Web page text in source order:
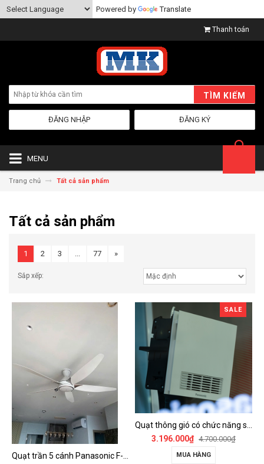
Powered by Translate
Thanh toán
TÌM KIẾM
ĐĂNG KÝ
ĐĂNG NHẬP
MENU
Trang chủ Tất cả sản phẩm
Tất cả sản phẩm
Sắp xếp:
1 2 3 ... 77 »
SALE
Quạt thông gió có chức năng sưởi ấm, dùng cho phòng tắm - FV-30BZ1
3.196.000₫ 4.700.000₫
MUA HÀNG